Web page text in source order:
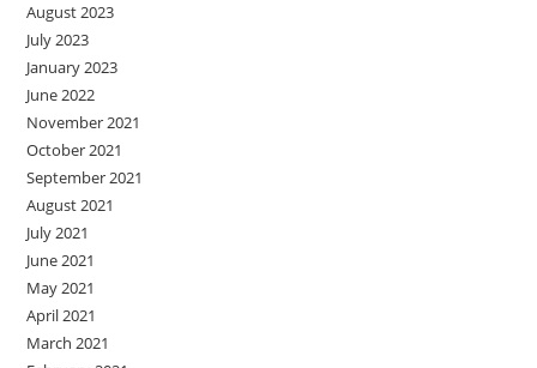
August 2023
July 2023
January 2023
June 2022
November 2021
October 2021
September 2021
August 2021
July 2021
June 2021
May 2021
April 2021
March 2021